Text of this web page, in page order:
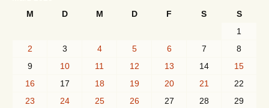
M
D M D F S
S
1
2
3 4 5 6 7
8
9
10 11 12 13 14
15
16
17 18 19 20 21
22
23
24 25 26 27 28
29